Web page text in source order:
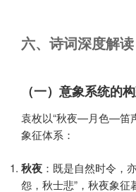
六、诗词深度解读
（一）意象系统的
袁枚以“秋夜—月色—笛
象征体系：
秋夜 ：既是自然时令，
怨，秋士悲”，秋夜象